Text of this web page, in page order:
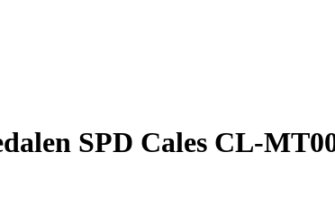
SPD Cales CL-